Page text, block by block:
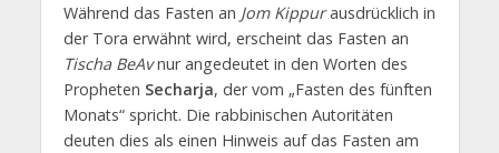
Während das Fasten an Jom Kippurausdrücklich in
der Tora erwähnt wird, erscheint das Fasten an
Tischa BeAvnur angedeutet in den Worten des
Propheten Secharja, der vom „Fasten des fünften
Monats“ spricht. Die rabbinischen Autoritäten
deuten dies als einen Hinweis auf das Fasten am